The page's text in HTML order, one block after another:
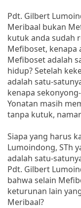
Pdt. Gilbert
Meribaal bukan
kutuk anda sudah
Mefiboset, kenapa
Mefiboset adalah
hidup? Setelah
adalah satu-
kenapa
Yonatan masih
tanpa kutuk,
Siapa yang harus
Lumoindong, STh
adalah satu-
Pdt. Gilbert
bahwa selain
keturunan lain
Meribaal?